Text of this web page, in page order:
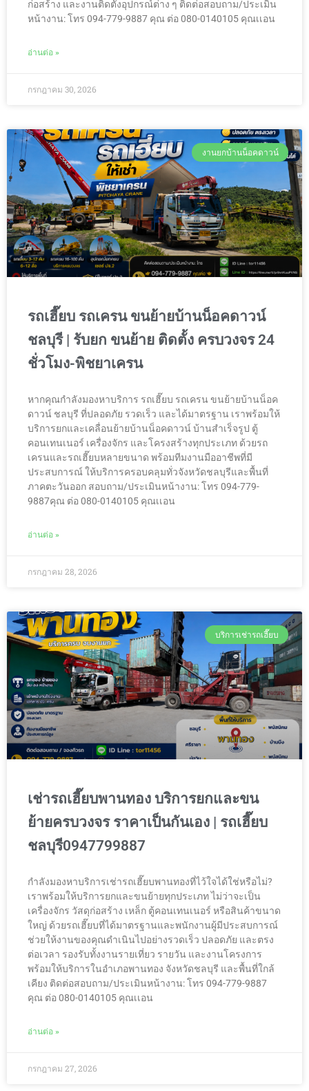
ก่อสร้าง และงานติดตั้งอุปกรณ์ต่าง ๆ ติดต่อสอบถาม/ประเมิน
หน้างาน: โทร 094-779-9887 คุณ ต่อ 080-0140105 คุณเเอน
อ่านต่อ »
กรกฎาคม 30, 2026
งานยกบ้านน็อคดาวน์
รถเฮี๊ยบ รถเครน ขนย้ายบ้านน็อคดาวน์
ชลบุรี | รับยก ขนย้าย ติดตั้ง ครบวงจร 24
ชั่วโมง-พิชยาเครน
หากคุณกำลังมองหาบริการ รถเฮี๊ยบ รถเครน ขนย้ายบ้านน็อค
ดาวน์ ชลบุรี ที่ปลอดภัย รวดเร็ว และได้มาตรฐาน เราพร้อมให้
บริการยกและเคลื่อนย้ายบ้านน็อคดาวน์ บ้านสำเร็จรูป ตู้
คอนเทนเนอร์ เครื่องจักร และโครงสร้างทุกประเภท ด้วยรถ
เครนและรถเฮี๊ยบหลายขนาด พร้อมทีมงานมืออาชีพที่มี
ประสบการณ์ ให้บริการครอบคลุมทั่วจังหวัดชลบุรีและพื้นที่
ภาคตะวันออก สอบถาม/ประเมินหน้างาน: โทร 094-779-
9887คุณ ต่อ 080-0140105 คุณเเอน
อ่านต่อ »
กรกฎาคม 28, 2026
บริการเช่ารถเฮี๊ยบ
เช่ารถเฮี๊ยบพานทอง บริการยกและขน
ย้ายครบวงจร ราคาเป็นกันเอง | รถเฮี๊ยบ
ชลบุรี0947799887
กำลังมองหาบริการเช่ารถเฮี๊ยบพานทองที่ไว้ใจได้ใช่หรือไม่?
เราพร้อมให้บริการยกและขนย้ายทุกประเภท ไม่ว่าจะเป็น
เครื่องจักร วัสดุก่อสร้าง เหล็ก ตู้คอนเทนเนอร์ หรือสินค้าขนาด
ใหญ่ ด้วยรถเฮี๊ยบที่ได้มาตรฐานและพนักงานผู้มีประสบการณ์
ช่วยให้งานของคุณดำเนินไปอย่างรวดเร็ว ปลอดภัย และตรง
ต่อเวลา รองรับทั้งงานรายเที่ยว รายวัน และงานโครงการ
พร้อมให้บริการในอำเภอพานทอง จังหวัดชลบุรี และพื้นที่ใกล้
เคียง ติดต่อสอบถาม/ประเมินหน้างาน: โทร 094-779-9887
คุณ ต่อ 080-0140105 คุณเเอน
อ่านต่อ »
กรกฎาคม 27, 2026